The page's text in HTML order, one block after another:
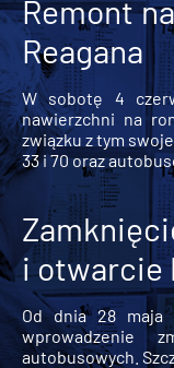
Remont
Reagana
W sobotę 4
nawierzchni na
związku z tym
33 i 70 oraz
i otwarcie
Od dnia 28 maja
wprowadzenie
autobusowych.